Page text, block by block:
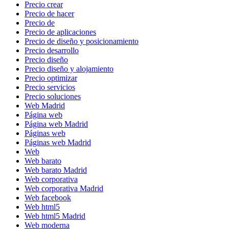
Precio crear
Precio de hacer
Precio de
Precio de aplicaciones
Precio de diseño y posicionamiento
Precio desarrollo
Precio diseño
Precio diseño y alojamiento
Precio optimizar
Precio servicios
Precio soluciones
Web Madrid
Página web
Página web Madrid
Páginas web
Páginas web Madrid
Web
Web barato
Web barato Madrid
Web corporativa
Web corporativa Madrid
Web facebook
Web html5
Web html5 Madrid
Web moderna